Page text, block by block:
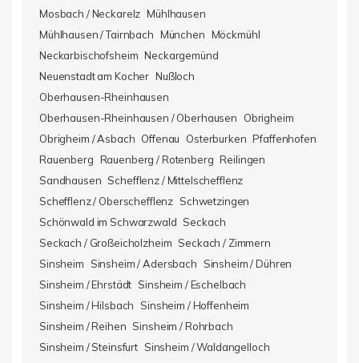
Mosbach / Neckarelz Mühlhausen
Mühlhausen / Tairnbach München Möckmühl
Neckarbischofsheim Neckargemünd
Neuenstadt am Kocher Nußloch
Oberhausen-Rheinhausen
Oberhausen-Rheinhausen / Oberhausen
Obrigheim
Obrigheim / Asbach Offenau Osterburken Pfaffenhofen
Rauenberg Rauenberg / Rotenberg Reilingen
Sandhausen Schefflenz / Mittelschefflenz
Schefflenz / Oberschefflenz Schwetzingen
Schönwald im Schwarzwald Seckach
Seckach / Großeicholzheim Seckach / Zimmern
Sinsheim
Sinsheim / Adersbach
Sinsheim / Dühren
Sinsheim / Ehrstädt Sinsheim / Eschelbach
Sinsheim / Hilsbach
Sinsheim / Hoffenheim
Sinsheim / Reihen Sinsheim / Rohrbach
Sinsheim / Steinsfurt Sinsheim / Waldangelloch